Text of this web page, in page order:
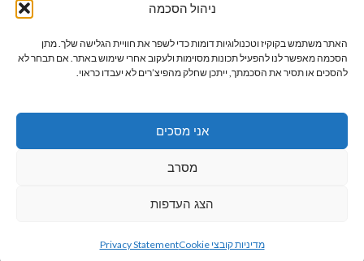
ניהול הסכמה
האתר משתמש בקוקיז וטכנולוגיות דומות כדי לשפר את חוויית הגלישה שלך. מתן
הסכמה מאפשר לנו להפעיל תכונות מסוימות ולעקוב אחרי שימוש באתר. אם תבחר לא
להסכים או תסיר את הסכמתך, ייתכן שחלק מהפיצ’רים לא יעבדו כראוי.
אני מסכים
מסרב
הצג העדפות
מדיניות קובצי Cookie Privacy Statement
מיתוג עיצוב ובניית אתרים